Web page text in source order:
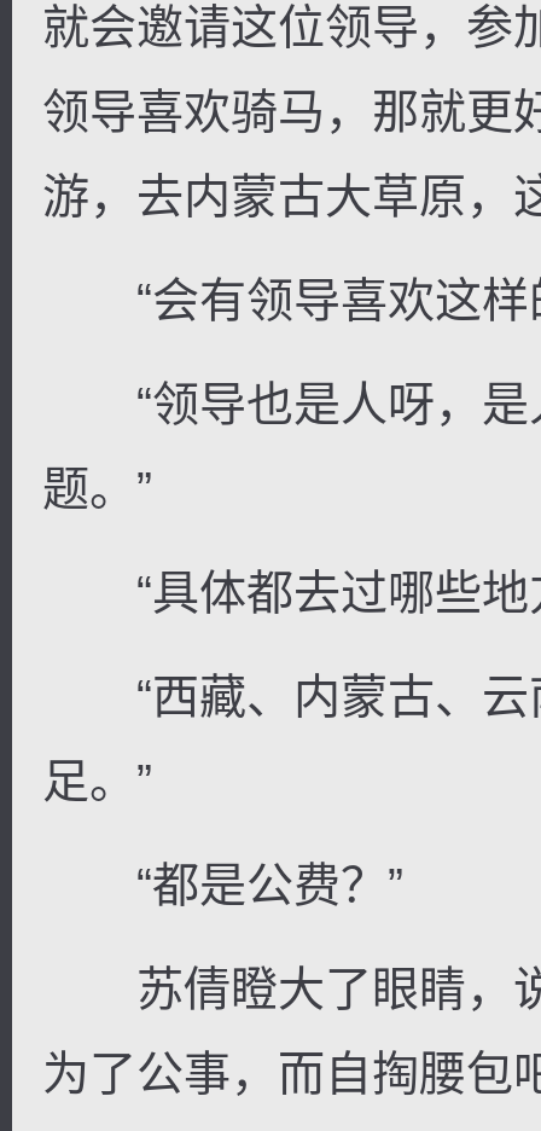
就会邀请这位领导，参
领导喜欢骑马，那就更
游，去内蒙古大草原，
“会有领导喜欢这样
“领导也是人呀，是
题。”
“具体都去过哪些地
“西藏、内蒙古、云
足。”
“都是公费？”
苏倩瞪大了眼睛，说
为了公事，而自掏腰包